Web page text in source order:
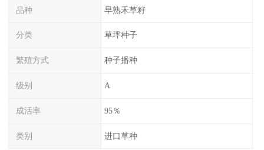
品种 早熟禾草籽
分类 草坪种子
繁殖方式 种子播种
级别 A
成活率 95％
类别 进口草种